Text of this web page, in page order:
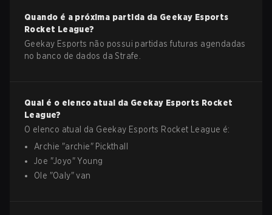
Quando é a próxima partida da Geekay Esports
Rocket League?
Geekay Esports não possui partidas futuras agendadas
no banco de dados da Strafe.
Qual é o elenco atual da Geekay Esports Rocket
League?
O elenco atual da Geekay Esports Rocket League é:
Archie "archie" Pickthall
Joe "Joyo"Young
Ole "Oaly"van